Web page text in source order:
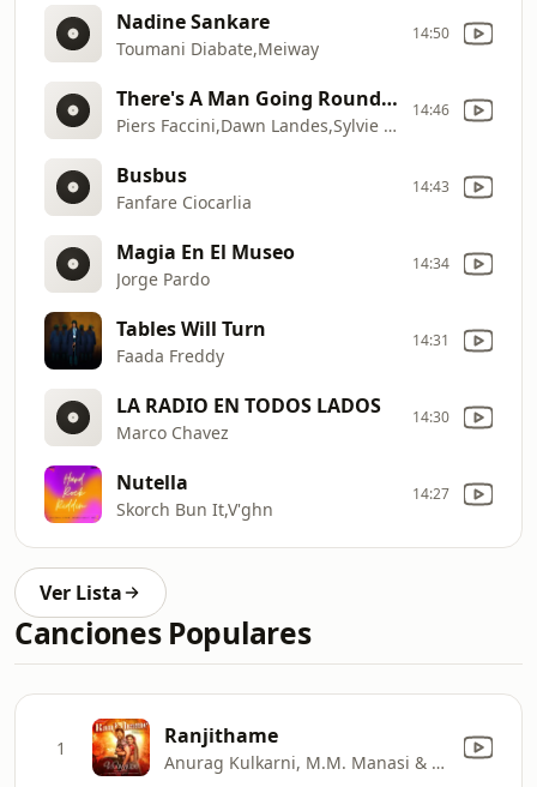
Nadine Sankare
Toumani Diabate,Meiway
14:50
There's A Man Going Round Taking Names
Piers Faccini,Dawn Landes,Sylvie Lewis
14:46
Busbus
Fanfare Ciocarlia
14:43
Magia En El Museo
Jorge Pardo
14:34
Tables Will Turn
Faada Freddy
14:31
LA RADIO EN TODOS LADOS
Marco Chavez
14:30
Nutella
Skorch Bun It,V'ghn
14:27
Ver Lista
Canciones Populares
1 Ranjithame
Anurag Kulkarni, M.M. Manasi & Ramajogayya Sastry